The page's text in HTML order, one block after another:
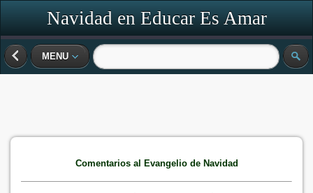
Navidad en Educar Es Amar
MENU
Comentarios al Evangelio de Navidad